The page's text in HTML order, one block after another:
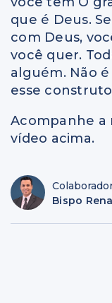
que é Deus.
com Deus,
você quer.
alguém. Não
esse
Acompanhe a
vídeo acima.
Bispo